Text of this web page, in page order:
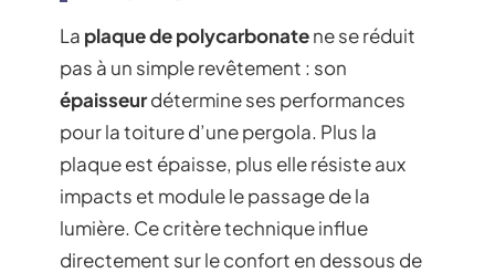
La plaque de polycarbonatene se réduit
pas à un simple revêtement : son
épaisseurdétermine ses performances
pour la toiture d’une pergola. Plus la
plaque est épaisse, plus elle résiste aux
impacts et module le passage de la
lumière. Ce critère technique influe
directement sur le confort en dessous de